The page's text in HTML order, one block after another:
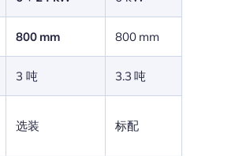
800 mm 800 mm
3 吨 3.3 吨
选装 标配